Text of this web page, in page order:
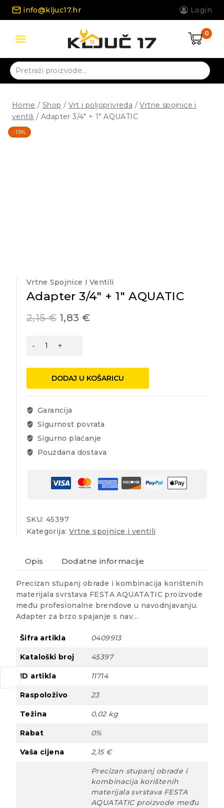
Skip
info@kljuc17.hr Login
0
Pretraži:
Home / Shop / Vrt i poljoprivreda / Vrtne spojnice i
ventili / Adapter 3/4″ + 1″ AQUATIC
-15%
Vrtne Spojnice I Ventili
Adapter 3/4″ + 1″ AQUATIC
2,15€ 1,83 €
Adapter
količina
DODAJ U KOŠARICU
Garancija
Sigurnost povrata
Sigurno plaćanje
Pouzdana dostava
SKU: 45397
Kategorija: Vrtne spojnice i ventili
Opis Dodatne informacije
Precizan stupanj obrade i kombinacija korištenih
materijala svrstava FESTA AQUATATIC proizvode
među profesionalne brendove u navodnjavanju.
Adapter za brzo spajanje s nav…
Šifra artikla 0409913
Kataloški broj 45397
ID artikla 11714
Raspoloživo 23
Težina 0,02 kg
Rabat 0%
Vaša cijena 2,15 €
Precizan stupanj obrade i
kombinacija korištenih
materijala svrstava FESTA
AQUATATIC proizvode među